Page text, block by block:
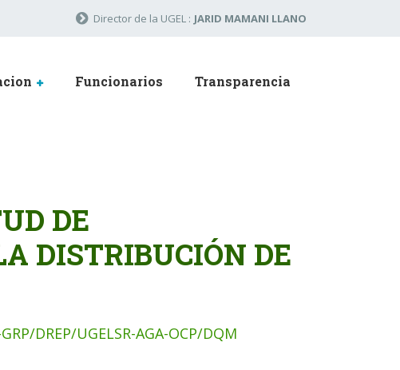
Director de la UGEL : JARID MAMANI LLANO
Funcionarios Transparencia
DE
DISTRIBUCIÓN DE
DREP/UGELSR-AGA-OCP/DQM